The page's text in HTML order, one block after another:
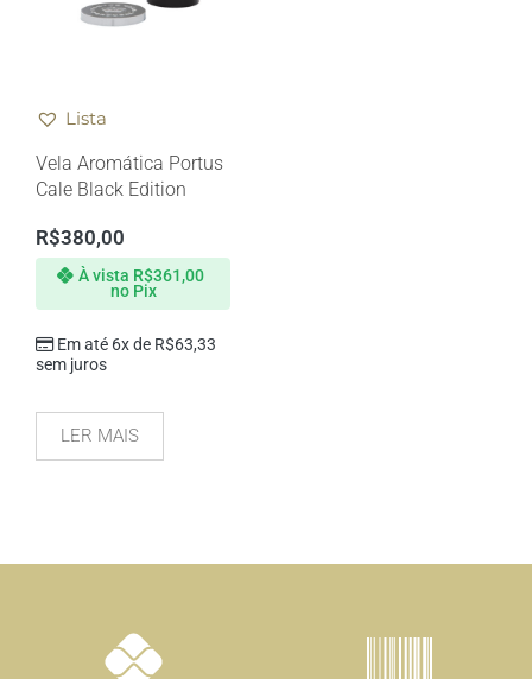
Lista
Vela Aromática Portus
Cale Black Edition
R$380,00
Em até 6x de R$63,33
sem juros
À vista R$361,00
no Pix
LER MAIS